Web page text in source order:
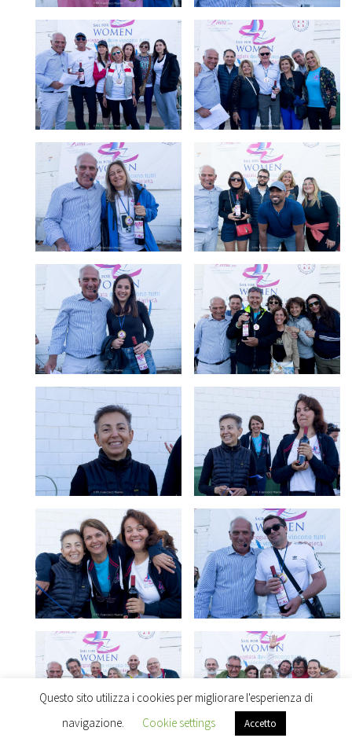
Questo sito utilizza i cookies per migliorare l'esperienza di
navigazione.
Cookie settings Accetto